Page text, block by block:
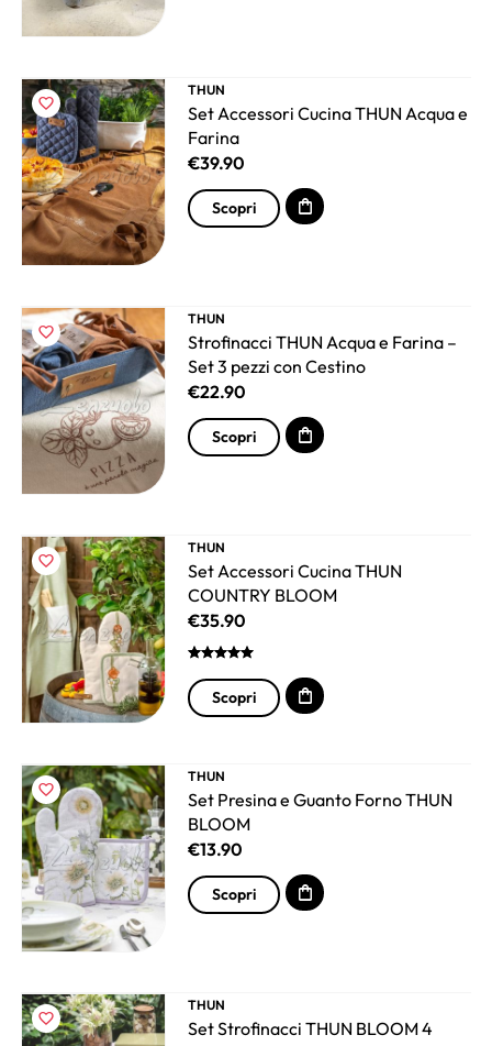
THUN
Set Accessori Cucina THUN Acqua e
Farina
€39.90
Scopri
THUN
Strofinacci THUN Acqua e Farina –
Set 3 pezzi con Cestino
€22.90
Scopri
THUN
Set Accessori Cucina THUN
COUNTRY BLOOM
€35.90
Scopri
THUN
Set Presina e Guanto Forno THUN
BLOOM
€13.90
Scopri
THUN
Set Strofinacci THUN BLOOM 4